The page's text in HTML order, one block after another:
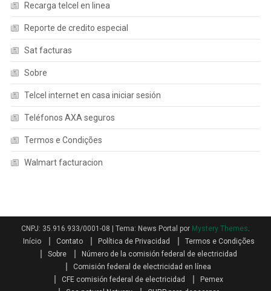
Recarga telcel en linea
Reporte de credito especial
Sat facturas
Sobre
Telcel internet en casa iniciar sesión
Teléfonos AXA seguros
Termos e Condições
Walmart facturacion
CNPJ: 35.916.933/0001-08 Tema: News Portal por Mystery Themes.
Início
Contato Política de Privacidad
Termos e Condições
Sobre
Número de la comisión federal de electricidad
Comisión federal de electricidad en línea
CFE comisión federal de electricidad
Pemex